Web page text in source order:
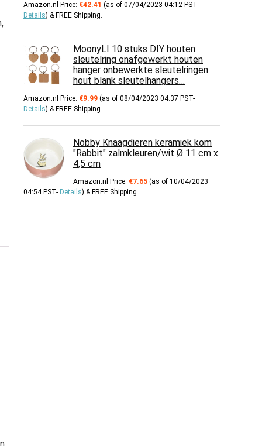
Amazon.nl Price: €42.41 (as of 07/04/2023 04:12 PST-
Details) & FREE Shipping.
MoonyLI 10 stuks DIY houten
sleutelring onafgewerkt houten
hanger onbewerkte sleutelringen
hout blank sleutelhangers…
Amazon.nl Price: €9.99 (as of 08/04/2023 04:37 PST-
Details) & FREE Shipping.
Nobby Knaagdieren keramiek kom
"Rabbit" zalmkleuren/wit Ø 11 cm x
4,5 cm
Amazon.nl Price: €7.65 (as of 10/04/2023
04:54 PST- Details) & FREE Shipping.